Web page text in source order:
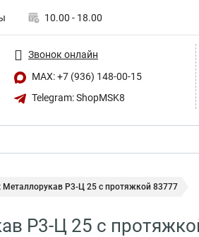
10.00 - 18.00
Звонок онлайн
MAX: +7 (936) 148-00-15
Telegram: ShopMSK8
Металлорукав Р3-Ц 25 с протяжкой 83777
Р3-Ц 25 с